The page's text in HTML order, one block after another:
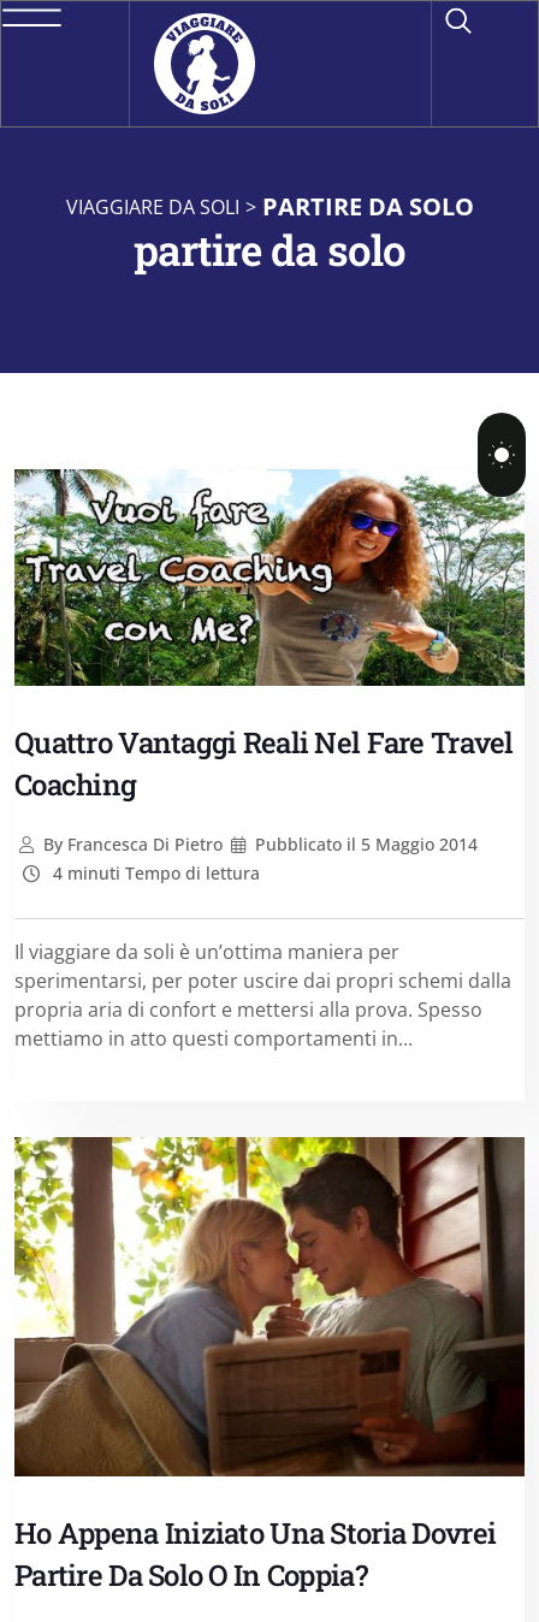
VIAGGIARE DA SOLI > PARTIRE DA SOLO
partire da solo
Quattro Vantaggi Reali Nel Fare Travel
Coaching
ByFrancesca Di Pietro Pubblicato il 5 Maggio 2014
4 minuti Tempo di lettura
Il viaggiare da soli è un’ottima maniera per
sperimentarsi, per poter uscire dai propri schemi dalla
propria aria di confort e mettersi alla prova. Spesso
mettiamo in atto questi comportamenti in...
Ho Appena Iniziato Una Storia Dovrei
Partire Da Solo O In Coppia?